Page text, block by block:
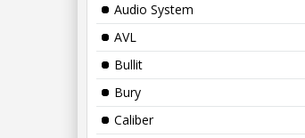
Audio System
AVL
Bullit
Bury
Caliber